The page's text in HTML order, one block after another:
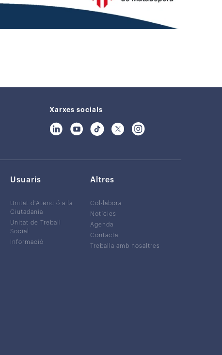
Xarxes socials
Usuaris
Unitat d’Atenció a la
Ciutadania
Unitat de Treball
Social
Informació
Altres
Col·labora
Notícies
Agenda
Contacta
Treballa amb nosaltres